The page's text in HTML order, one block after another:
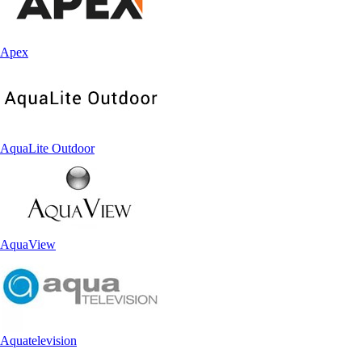
Apex
AquaLite Outdoor
AquaView
Aquatelevision